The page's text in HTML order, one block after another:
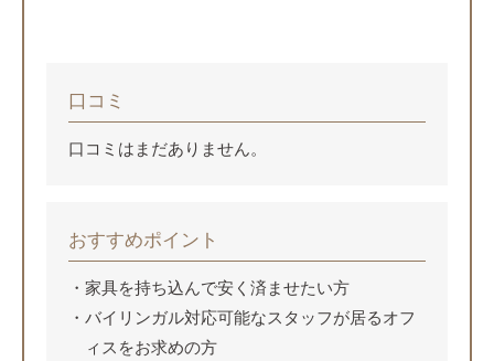
口コミ
口コミはまだありません。
おすすめポイント
家具を持ち込んで安く済ませたい方
バイリンガル対応可能なスタッフが居るオフ
ィスをお求めの方